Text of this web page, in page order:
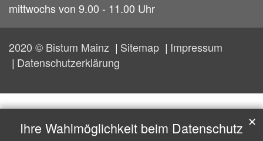
mittwochs von 9.00 - 11.00 Uhr
2020 © Bistum Mainz Sitemap
Impressum
Datenschutzerklärung
Ihre Wahlmöglichkeit beim Datenschutz ✕